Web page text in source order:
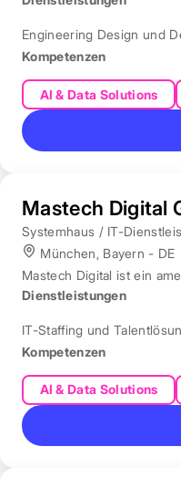
Engineering Design und
Kompetenzen
AI & Data Solutions
Mastech Digital
Systemhaus / IT-
München, Bayern - DE
Mastech Digital ist ein
Dienstleistungen
IT-Staffing und
Kompetenzen
AI & Data Solutions